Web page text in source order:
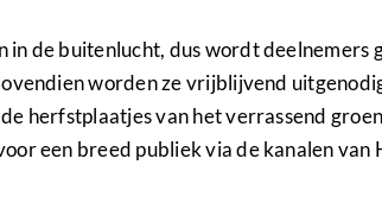
in de buitenlucht, dus wordt deelnemers
worden ze vrijblijvend
herfstplaatjes van het verrassend
een breed publiek via de kanalen van